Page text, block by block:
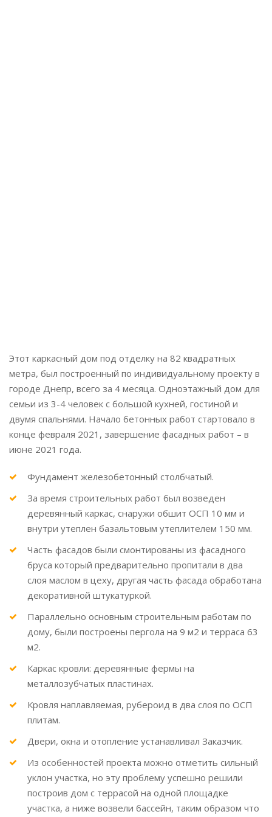
Этот каркасный дом под отделку на 82 квадратных
метра, был построенный по индивидуальному проекту в
городе Днепр, всего за 4 месяца. Одноэтажный дом для
семьи из 3-4 человек с большой кухней, гостиной и
двумя спальнями. Начало бетонных работ стартовало в
конце февраля 2021, завершение фасадных работ – в
июне 2021 года.
Фундамент железобетонный столбчатый.
За время строительных работ был возведен
деревянный каркас, снаружи обшит ОСП 10 мм и
внутри утеплен базальтовым утеплителем 150 мм.
Часть фасадов были смонтированы из фасадного
бруса который предварительно пропитали в два
слоя маслом в цеху, другая часть фасада обработана
декоративной штукатуркой.
Параллельно основным строительным работам по
дому, были построены пергола на 9 м2 и терраса 63
м2.
Каркас кровли: деревянные фермы на
металлозубчатых пластинах.
Кровля наплавляемая, рубероид в два слоя по ОСП
плитам.
Двери, окна и отопление устанавливал Заказчик.
Из особенностей проекта можно отметить сильный
уклон участка, но эту проблему успешно решили
построив дом с террасой на одной площадке
участка, а ниже возвели бассейн, таким образом что